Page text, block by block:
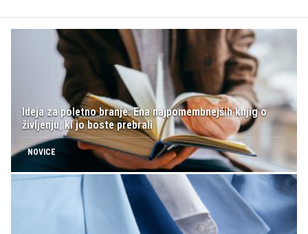
Ideja za poletno branje: Ena najpomembnejših knjig o
življenju, ki jo boste prebrali
NOVICE